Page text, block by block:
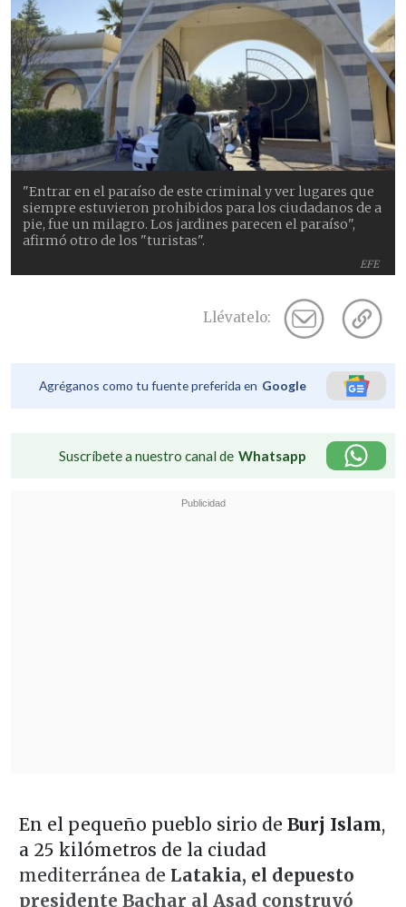
EFE
"Entrar en el paraíso de este criminal y ver lugares que
siempre estuvieron prohibidos para los ciudadanos de a
pie, fue un milagro. Los jardines parecen el paraíso",
afirmó otro de los "turistas".
Llévatelo:
Agréganos como tu fuente preferida en Google
Suscríbete a nuestro canal de Whatsapp
En el pequeño pueblo sirio de Burj Islam,
a 25 kilómetros de la ciudad
mediterránea de Latakia, el depuesto
presidente Bachar al Asad construyó